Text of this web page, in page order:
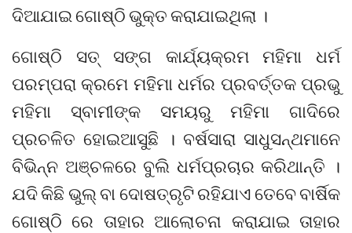
ଦିଆଯାଇ ଗୋଷ୍ଠି ଭୁକ୍ତ କରାଯାଇଥିଲା ।
ଗୋଷ୍ଠି ସତ୍ ସଙ୍ଗ କାର୍ଯ୍ୟକ୍ରମ ମହିମା ଧର୍ମ
ପରମ୍ପରା କ୍ରମେ ମହିମା ଧର୍ମର ପ୍ରବର୍ତ୍ତକ ପ୍ରଭୁ
ମହିମା ସ୍ବାମୀଙ୍କ ସମୟରୁ ମହିମା ଗାଦିରେ
ପ୍ରଚଳିତ ହୋଇଆସୁଛି । ବର୍ଷସାରା ସାଧୁସନ୍ଥମାନେ
ବିଭିନ୍ନ ଅଞ୍ଚଳରେ ବୁଲି ଧର୍ମପ୍ରଚାର କରିଥାନ୍ତି ।
ଯଦି କିଛି ଭୁଲ୍ ବା ଦୋଷତ୍ରୃଟି ରହିଯାଏ ତେବେ ବାର୍ଷିକ
ଗୋଷ୍ଠି ରେ ତାହାର ଆଲୋଚନା କରାଯାଇ ତାହାର